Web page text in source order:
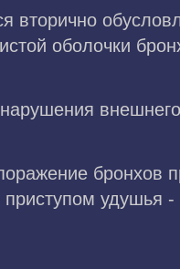
вторично
оболочки
бронхов
удушья -